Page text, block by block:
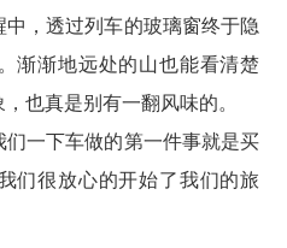
，透过列车的玻璃窗终于隐
渐渐地远处的山也能看清楚
也真是别有一翻风味的。
一下车做的第一件事就是买
们很放心的开始了我们的旅